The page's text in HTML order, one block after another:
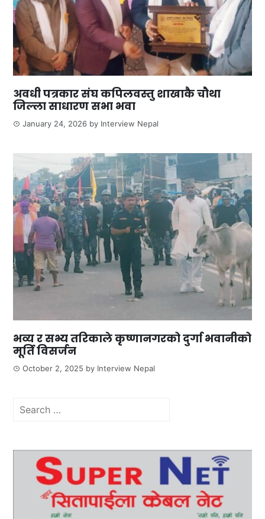
अवधी पत्रकार संघ कपिलवस्तु शाखाकै चौथा
जिल्ला साधारण सभा भवा
January 24, 2026 by Interview Nepal
भव्य र सभ्य तरिकाले कृष्णानगरको दुर्गा भवानीको
मूर्ति विसर्जन
October 2, 2025 by Interview Nepal
Search